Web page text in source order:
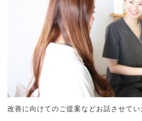
改善に向けてのご提案などお話させてい